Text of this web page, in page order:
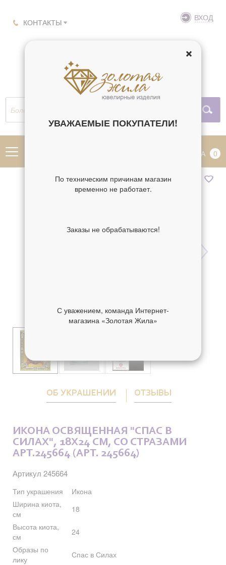
КОНТАКТЫ ВХОД
КОРЗИНА 0
ОБ УКРАШЕНИИ ОТЗЫВЫ
ИКОНА ОСВЯЩЕННАЯ "СПАС В
СИЛАХ", 18X24 СМ, СО СТРАЗАМИ
АРТ.245664 (АРТ. 245664)
Артикул 245664
Тип украшения
Икона
Ширина киота,
см
18
Высота киота,
см
24
Образы по
лику
Спас в Силах
УВАЖАЕМЫЕ ПОКУПАТЕЛИ!
По техническим причинам магазин
временно не работает.
Заказы не обрабатываются!
С уважением, команда Интернет-
магазина «Золотая Жила»